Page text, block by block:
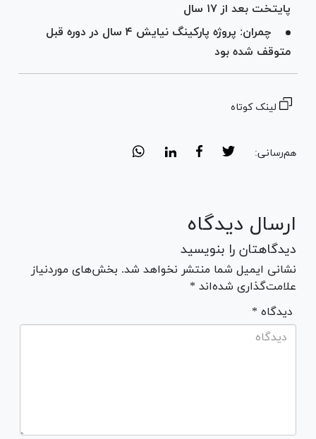
پایتخت بعد از ۱۷ سال
چمران: پروژه پارکینگ نیایش ۴ سال در دوره قبل
متوقف شده بود
لینک کوتاه
هم‌رسانی:
ارسال دیدگاه
دیدگاهتان را بنویسید
نشانی ایمیل شما منتشر نخواهد شد. بخش‌های موردنیاز
علامت‌گذاری شده‌اند *
* دیدگاه